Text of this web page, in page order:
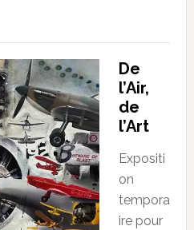
De
l’Air,
de
l’Art
Expositi
on
tempora
ire pour